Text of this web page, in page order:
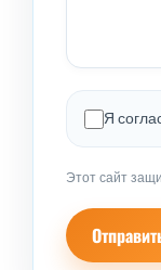
Я
Этот сайт